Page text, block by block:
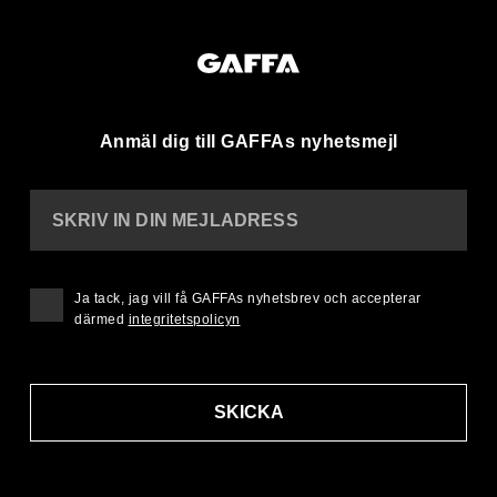
Anmäl dig till GAFFAs nyhetsmejl
SKRIV IN DIN MEJLADRESS
SKICKA
Ja tack, jag vill få GAFFAs nyhetsbrev och accepterar
därmed integritetspolicyn